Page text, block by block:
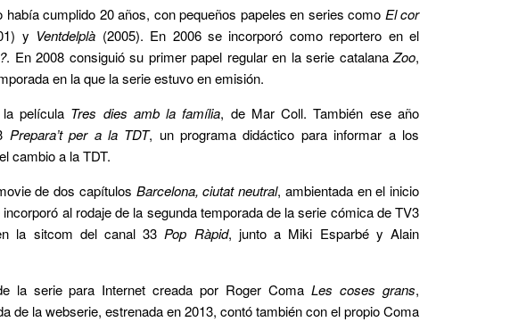
cumplido 20 años, con pequeños papeles en series como El cor
y Ventdelplà (2005). En 2006 se incorporó como reportero en el
. En 2008 consiguió su primer papel regular en la serie catalanaZoo,
en la que la serie estuvo en emisión.
película Tres dies amb la família, de Mar Coll. También ese año
Prepara’t per a la TDT, un programa didáctico para informar a los
cambio a la TDT.
de dos capítulos Barcelona, ciutat neutral, ambientada en el inicio
al rodaje de la segunda temporada de la serie cómica de TV3
la sitcom del canal 33 Pop Ràpid, junto a Miki Esparbé y Alain
la serie para Internet creada por Roger ComaLes coses grans,
de la webserie, estrenada en 2013, contó también con el propio Coma